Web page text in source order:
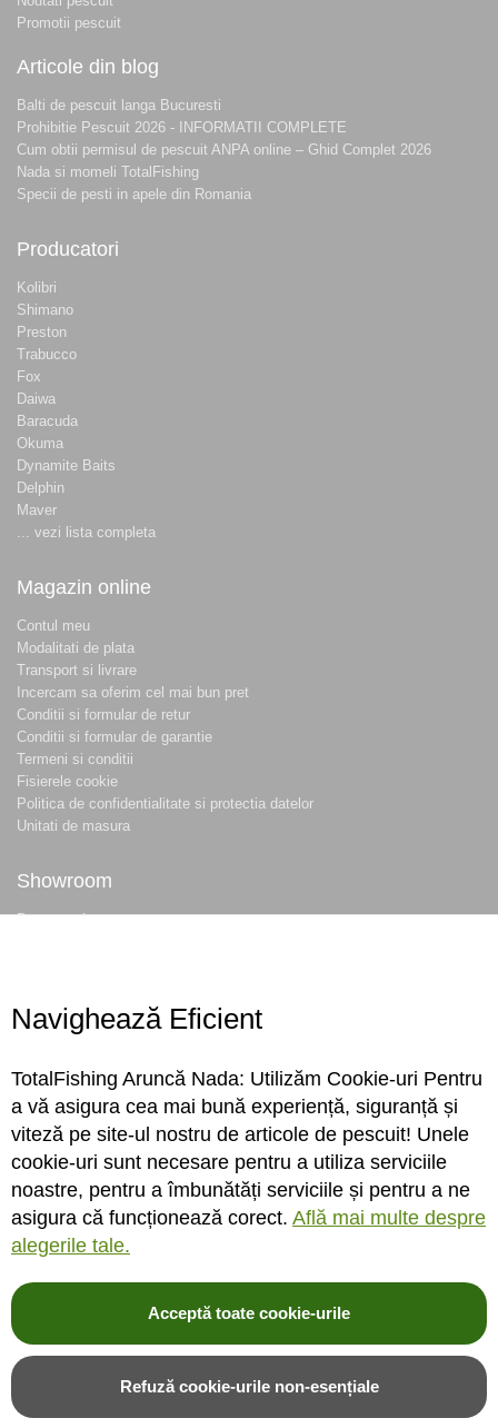
Promotii pescuit
Articole din blog
Balti de pescuit langa Bucuresti
Prohibitie Pescuit 2026 - INFORMATII COMPLETE
Cum obtii permisul de pescuit ANPA online – Ghid Complet 2026
Nada si momeli TotalFishing
Specii de pesti in apele din Romania
Producatori
Kolibri
Shimano
Preston
Trabucco
Fox
Daiwa
Baracuda
Okuma
Dynamite Baits
Delphin
Maver
... vezi lista completa
Magazin online
Contul meu
Modalitati de plata
Transport si livrare
Incercam sa oferim cel mai bun pret
Conditii si formular de retur
Conditii si formular de garantie
Termeni si conditii
Fisierele cookie
Politica de confidentialitate si protectia datelor
Unitati de masura
Showroom
Despre noi
Conecteaza-te
Sa ne cunoastem mai bine. Vino alaturi de noi pe reteaua ta preferata. Te
asteptam cu stiri, surprize, concursuri, premii ...
© 2004-2026 TotalFishing SRL. Toate drepturile rezervate. Citititermeni si
fisiere cookie ,politica de confidentialitate si protectia datelor
* Pozele produselor sunt folosite cu acordul furnizorilor si sunt doar cu titlu de
Navighează Eficient
TotalFishing Aruncă Nada: Utilizăm Cookie-uri Pentru
a vă asigura cea mai bună experiență, siguranță și
viteză pe site-ul nostru de articole de pescuit! Unele
cookie-uri sunt necesare pentru a utiliza serviciile
noastre, pentru a îmbunătăți serviciile și pentru a ne
asigura că funcționează corect. Află mai multe despre
alegerile tale.
Acceptă toate cookie-urile
Refuză cookie-urile non-esențiale